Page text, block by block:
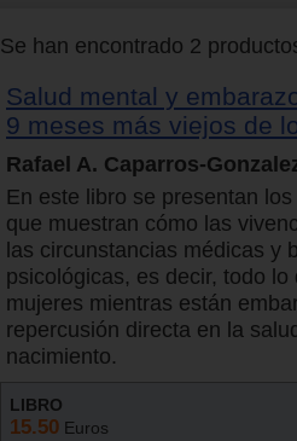
Se han encontrado 2
Salud mental y
9 meses más viejos de
Rafael A. Caparros-
En este libro se presentan
que muestran cómo las
las circunstancias médicas y
psicológicas, es decir, todo
mujeres mientras están
repercusión directa en la
nacimiento.
LIBRO
15.50 Euros